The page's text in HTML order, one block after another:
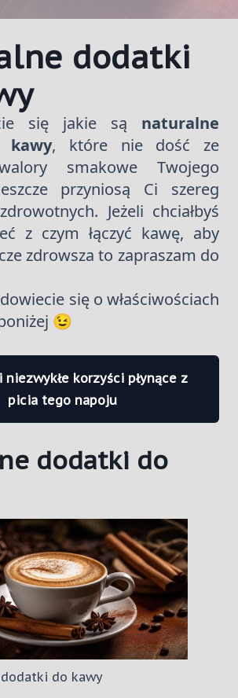
dodatki
się jakie są naturalne
kawy, które nie dość ze
smakowe Twojego
przyniosą Ci szereg
Jeżeli chciałbyś
z czym łączyć kawę, aby
zdrowsza to zapraszam do
się o właściwościach
😉
niezwykłe korzyści płynące z
picia tego napoju
dodatki do
do kawy